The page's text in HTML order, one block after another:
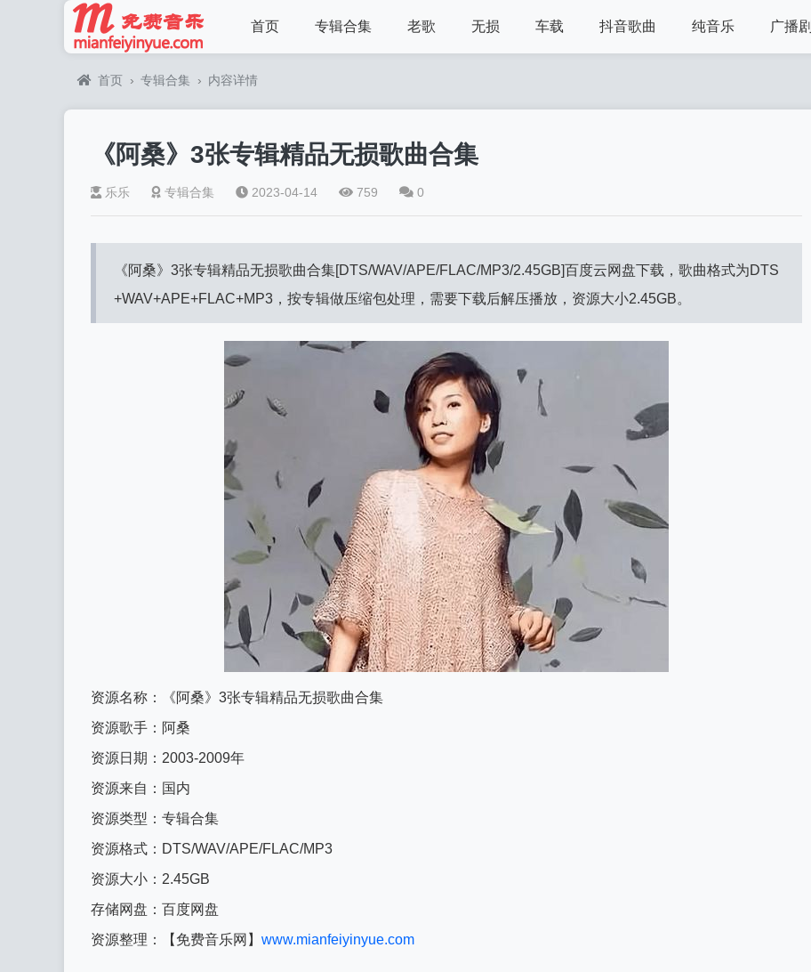
首页 专辑合集 老歌 无损 车载 抖音歌曲 纯音乐 广播剧
首页 › 专辑合集 › 内容详情
《阿桑》3张专辑精品无损歌曲合集
乐乐 专辑合集 2023-04-14 759 0
《阿桑》3张专辑精品无损歌曲合集[DTS/WAV/APE/FLAC/MP3/2.45GB]百度云网盘下载，歌曲格式为DTS
+WAV+APE+FLAC+MP3，按专辑做压缩包处理，需要下载后解压播放，资源大小2.45GB。
资源名称：《阿桑》3张专辑精品无损歌曲合集
资源歌手：阿桑
资源日期：2003-2009年
资源来自：国内
资源类型：专辑合集
资源格式：DTS/WAV/APE/FLAC/MP3
资源大小：2.45GB
存储网盘：百度网盘
资源整理：【免费音乐网】 www.mianfeiyinyue.com